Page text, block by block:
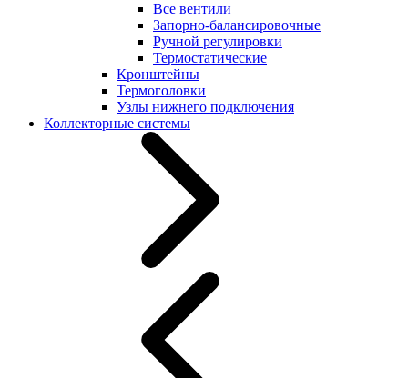
Все вентили
Запорно-балансировочные
Ручной регулировки
Термостатические
Кронштейны
Термоголовки
Узлы нижнего подключения
Коллекторные системы